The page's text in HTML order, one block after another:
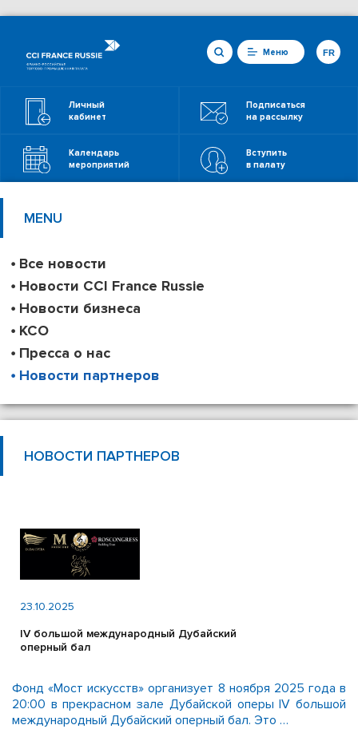
Меню
Личный
кабинет
Подписаться
на рассылку
Календарь
мероприятий
Вступить
в палату
FR
MENU
Все новости
Новости CCI France Russie
Новости бизнеса
КСО
Пресса о нас
Новости партнеров
НОВОСТИ ПАРТНЕРОВ
23.10.2025
IV большой международный Дубайский
оперный бал
Фонд «Мост искусств» организует 8 ноября 2025 года в
20:00 в прекрасном зале Дубайской оперы IV большой
международный Дубайский оперный бал. Это …